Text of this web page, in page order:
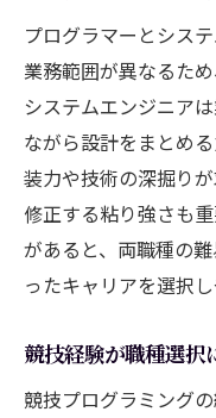
プログラマーとシス
業務範囲が異なるた
システムエンジニア
ながら設計をまとめ
装力や技術の深掘り
修正する粘り強さも
があると、両職種の
ったキャリアを選択し
競技経験が職種選択
競技プログラミング